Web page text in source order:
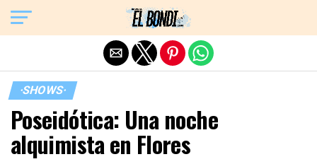
·SHOWS·
Poseidótica: Una noche
alquimista en Flores
Exit mobile version